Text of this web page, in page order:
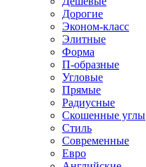
Дорогие
Эконом-класс
Элитные
Форма
П-образные
Угловые
Прямые
Радиусные
Скошенные углы
Стиль
Современные
Евро